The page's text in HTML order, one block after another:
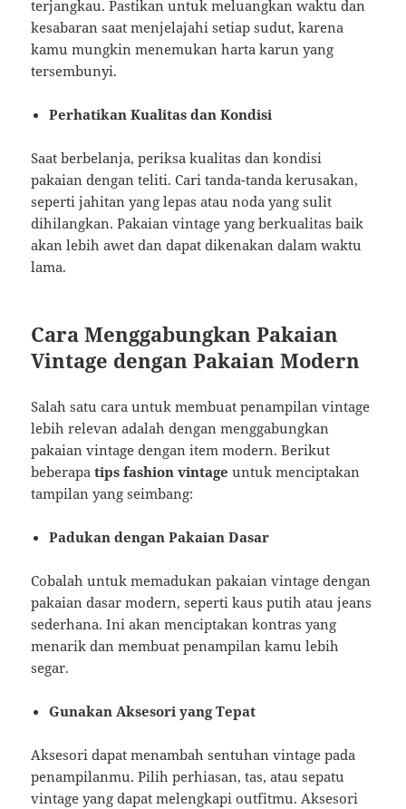
terjangkau. Pastikan untuk meluangkan waktu dan
kesabaran saat menjelajahi setiap sudut, karena
kamu mungkin menemukan harta karun yang
tersembunyi.
Perhatikan Kualitas dan Kondisi
Saat berbelanja, periksa kualitas dan kondisi
pakaian dengan teliti. Cari tanda-tanda kerusakan,
seperti jahitan yang lepas atau noda yang sulit
dihilangkan. Pakaian vintage yang berkualitas baik
akan lebih awet dan dapat dikenakan dalam waktu
lama.
Cara Menggabungkan Pakaian
Vintage dengan Pakaian Modern
Salah satu cara untuk membuat penampilan vintage
lebih relevan adalah dengan menggabungkan
pakaian vintage dengan item modern. Berikut
beberapatips fashion vintage untuk menciptakan
tampilan yang seimbang:
Padukan dengan Pakaian Dasar
Cobalah untuk memadukan pakaian vintage dengan
pakaian dasar modern, seperti kaus putih atau jeans
sederhana. Ini akan menciptakan kontras yang
menarik dan membuat penampilan kamu lebih
segar.
Gunakan Aksesori yang Tepat
Aksesori dapat menambah sentuhan vintage pada
penampilanmu. Pilih perhiasan, tas, atau sepatu
vintage yang dapat melengkapi outfitmu. Aksesori